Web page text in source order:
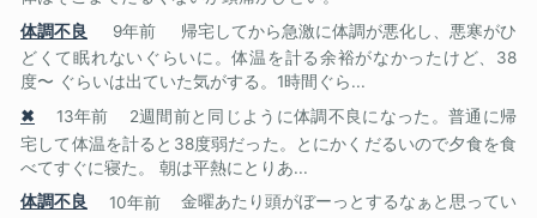
体調不良
9年前
帰宅してから急激に体調が悪化し、悪寒がひ
どくて眠れないぐらいに。体温を計る余裕がなかったけど、38
度〜 ぐらいは出ていた気がする。1時間ぐら...
✖
13年前
2週間前と同じように体調不良になった。普通に帰
宅して体温を計ると38度弱だった。とにかくだるいので夕食を食
べてすぐに寝た。 朝は平熱にとりあ...
体調不良
10年前
金曜あたり頭がぼーっとするなぁと思ってい